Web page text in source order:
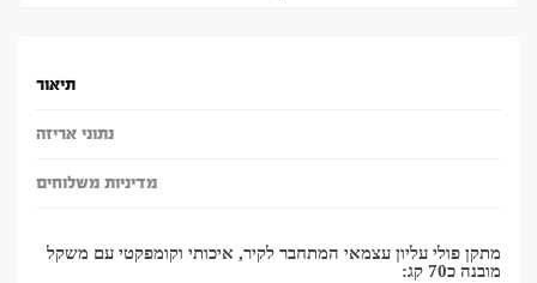
תיאור
נתוני אריזה
מדיניות משלוחים
מתקן פולי עליון עצמאי המתחבר לקיר, איכותי וקומפקטי עם משקל
מובנה כ70 קג: